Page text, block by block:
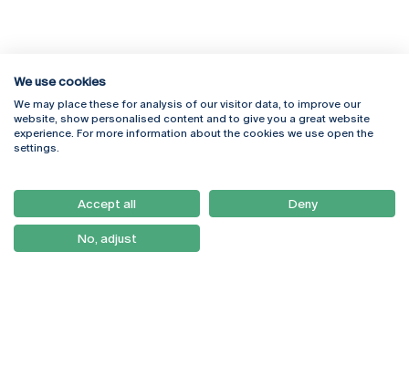
Rua Diogo Botelho 1327
4169-005 Porto
+351 226 196 240
Campus Online
Webmail
Como Chegar
Newsletter
We use cookies
We may place these for analysis of our visitor data, to improve our
website, show personalised content and to give you a great website
experience. For more information about the cookies we use open the
settings.
Accept all Deny
No, adjust